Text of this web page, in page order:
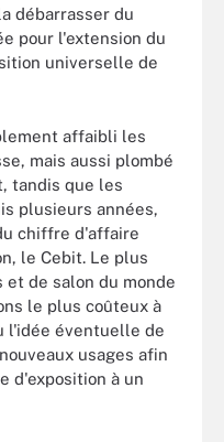
débarrasser du
pour l'extension du
universelle de
affaibli les
mais aussi plombé
tandis que les
plusieurs années,
chiffre d'affaire
le Cebit. Le plus
de salon du monde
le plus coûteux à
l'idée éventuelle de
usages afin
d'exposition à un